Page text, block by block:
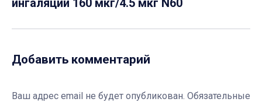
Добавить комментарий
Ваш адрес email не будет опубликован. Обязательные